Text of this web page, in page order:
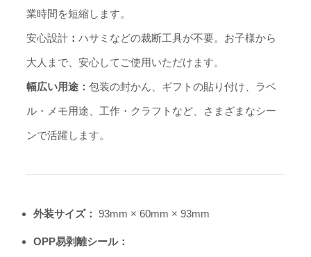
業時間を短縮します。
安心設計 ：ハサミなどの裁断工具が不要。お子様から
大人まで、安心してご使用いただけます。
幅広い用途：包装の封かん、ギフトの貼り付け、ラベ
ル・メモ用途、工作・クラフトなど、さまざまなシー
ンで活躍します。
外装サイズ： 93mm × 60mm × 93mm
OPP易剥離シール：